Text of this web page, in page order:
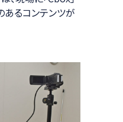
あるコンテンツが